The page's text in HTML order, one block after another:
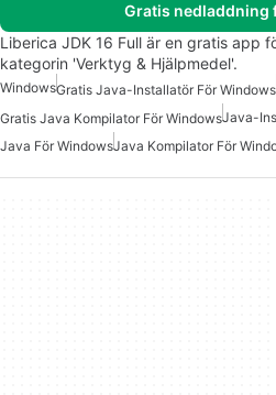
Gratis nedladdning
Liberica JDK 16 Full är en gratis app
kategorin 'Verktyg & Hjälpmedel'.
WindowsGratis Java-Installatör För Windows
Gratis Java Kompilator För WindowsJava-
Java För WindowsJava Kompilator För